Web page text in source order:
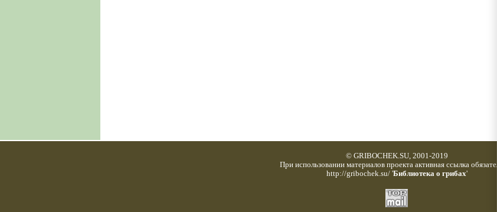
© GRIBOCHEK.SU, 2001-2019
При использовании материалов проекта активная ссылка
http://gribochek.su/ 'Библиотека о грибах'